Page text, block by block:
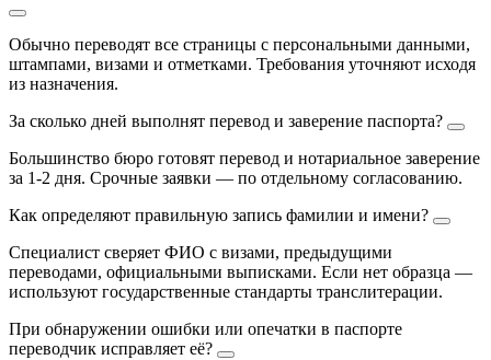
Обычно переводят все страницы с персональными данными,
штампами, визами и отметками. Требования уточняют исходя
из назначения.
За сколько дней выполнят перевод и заверение паспорта?
Большинство бюро готовят перевод и нотариальное заверение
за 1-2 дня. Срочные заявки — по отдельному согласованию.
Как определяют правильную запись фамилии и имени?
Специалист сверяет ФИО с визами, предыдущими
переводами, официальными выписками. Если нет образца —
используют государственные стандарты транслитерации.
При обнаружении ошибки или опечатки в паспорте
переводчик исправляет её?